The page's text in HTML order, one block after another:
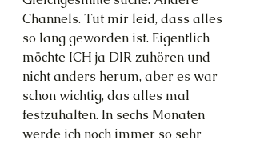
Channels. Tut mir leid, dass alles
so lang geworden ist. Eigentlich
möchte ICH ja DIR zuhören und
nicht anders herum, aber es war
schon wichtig, das alles mal
festzuhalten. In sechs Monaten
werde ich noch immer so sehr